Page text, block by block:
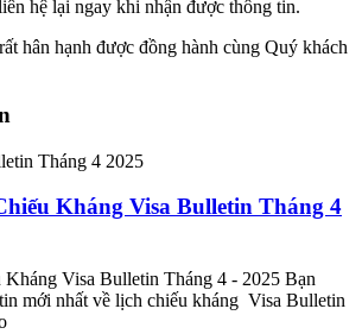
hệ lại ngay khi nhận được thông tin.
rất hân hạnh được đồng hành cùng Quý khách
Kháng Visa Bulletin Tháng 4
Visa Bulletin Tháng 4 - 2025 Bạn
mới nhất về lịch chiếu kháng Visa Bulletin